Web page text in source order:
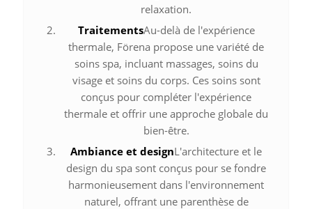
relaxation.
TraitementsAu-delà de l'expérience
thermale, Förena propose une variété de
soins spa, incluant massages, soins du
visage et soins du corps. Ces soins sont
conçus pour compléter l'expérience
thermale et offrir une approche globale du
bien-être.
Ambiance et designL'architecture et le
design du spa sont conçus pour se fondre
harmonieusement dans l'environnement
naturel, offrant une parenthèse de